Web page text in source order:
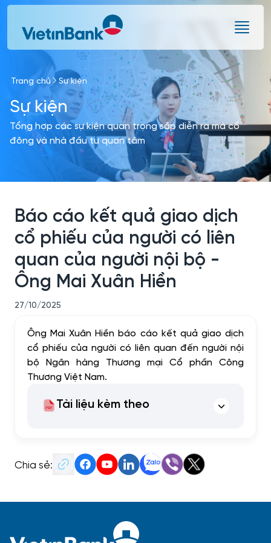
Skip to Main Content
Trang chủ Sự kiện
Sự kiện
Tổng hợp các sự kiện quan trọng sắp diễn ra mà cổ
đông và nhà đầu tư quan tâm
Báo cáo kết quả giao dịch
cổ phiếu của người có liên
quan của người nội bộ -
Ông Mai Xuân Hiền
27/10/2025
Ông Mai Xuân Hiền báo cáo kết quả giao dịch
cổ phiếu của người có liên quan đến người nội
bộ Ngân hàng Thương mại Cổ phần Công
Thương Việt Nam.
Tài liệu kèm theo
Chia sẻ: